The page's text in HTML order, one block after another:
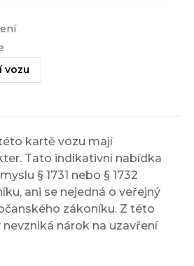
vozu
kartě vozu mají
Tato indikativní nabídka
§ 1731 nebo § 1732
ani se nejedná o veřejný
zákoníku. Z této
nárok na uzavření